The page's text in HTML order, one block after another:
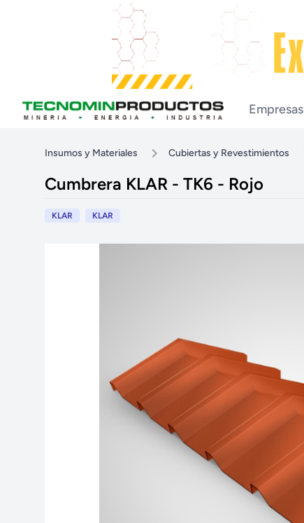
Empresas
Insumos y Materiales Cubiertas y Revestimientos
Cumbrera KLAR - TK6 - Rojo
KLAR KLAR